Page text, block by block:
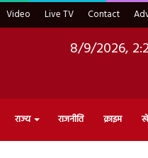
Video Live TV Contact
8/9/2026,
राज्य राजनीति क्राइम